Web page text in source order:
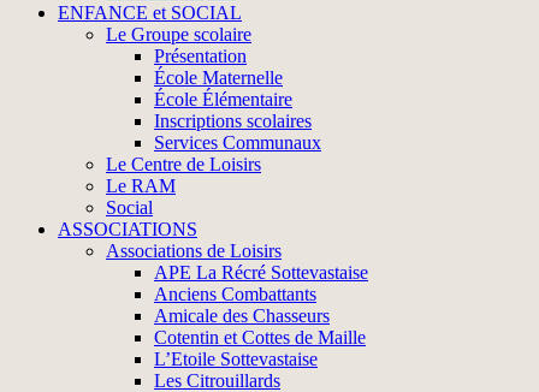
ENFANCE et SOCIAL
Le Groupe scolaire
Présentation
École Maternelle
École Élémentaire
Inscriptions scolaires
Services Communaux
Le Centre de Loisirs
Le RAM
Social
ASSOCIATIONS
Associations de Loisirs
APE La Récré Sottevastaise
Anciens Combattants
Amicale des Chasseurs
Cotentin et Cottes de Maille
L’Etoile Sottevastaise
Les Citrouillards